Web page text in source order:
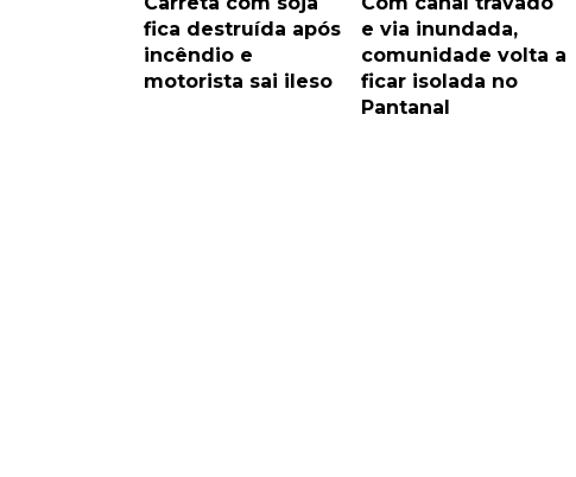
fica destruída após
incêndio e
motorista sai ileso
e via inundada,
comunidade volta a
ficar isolada no
Pantanal